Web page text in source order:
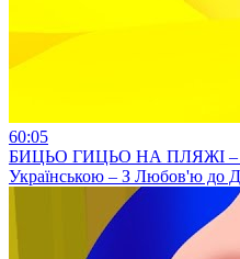
60:05
БИЦЬО ГИЦЬО НА ПЛЯЖІ –
Українською – З Любов'ю до